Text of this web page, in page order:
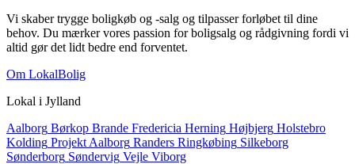
Vi skaber trygge boligkøb og -salg og tilpasser forløbet til dine
behov. Du mærker vores passion for boligsalg og rådgivning fordi vi
altid gør det lidt bedre end forventet.
Om LokalBolig
Lokal i Jylland
Aalborg Børkop Brande Fredericia Herning Højbjerg Holstebro
Kolding Projekt Aalborg Randers Ringkøbing Silkeborg
Sønderborg Søndervig Vejle Viborg